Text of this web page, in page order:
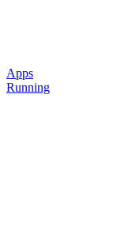
Apps
Running